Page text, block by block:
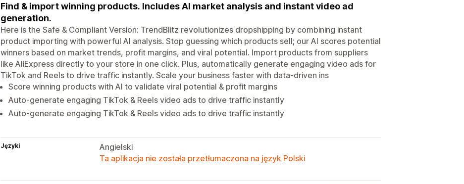
Find & import winning products. Includes AI market analysis and instant video ad
generation.
Here is the Safe & Compliant Version: TrendBlitz revolutionizes dropshipping by combining instant
product importing with powerful AI analysis. Stop guessing which products sell; our AI scores potential
winners based on market trends, profit margins, and viral potential. Import products from suppliers
like AliExpress directly to your store in one click. Plus, automatically generate engaging video ads for
TikTok and Reels to drive traffic instantly. Scale your business faster with data-driven ins
Score winning products with AI to validate viral potential & profit margins
Auto-generate engaging TikTok & Reels video ads to drive traffic instantly
Auto-generate engaging TikTok & Reels video ads to drive traffic instantly
Języki
Angielski
Ta aplikacja nie została przetłumaczona na język Polski